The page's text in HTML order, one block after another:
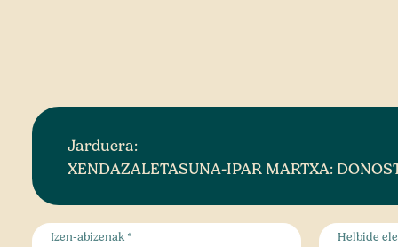
Jarduera:
XENDAZALETASUNA-IPAR MARTXA:
Izen-abizenak * Helbide